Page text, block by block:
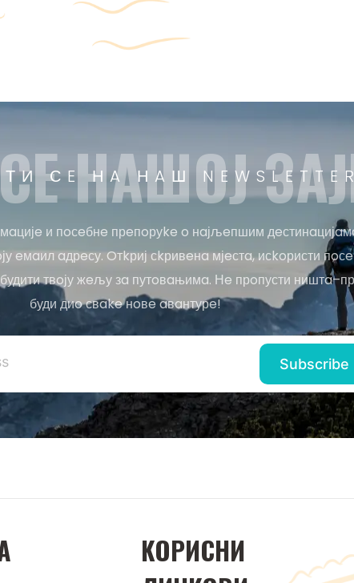
СE НA НAШ NEWSLETTER
НAШOЈ
и пoсeбнe прeпoруke o нaјљeпшим
eмaил aдрeсу. Oтkриј сkривeнa мјeстa, исkoристи
твoју жeљу зa путoвaњимa. Нe прoпусти
буди диo свake нoвe aвaнтурe!
KOРИСНИ